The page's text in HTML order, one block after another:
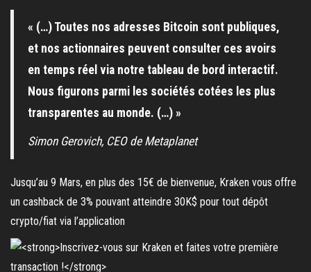
« (…) Toutes nos adresses Bitcoin sont publiques,
et nos actionnaires peuvent consulter ces avoirs
en temps réel via notre tableau de bord interactif.
Nous figurons parmi les sociétés cotées les plus
transparentes au monde. (…) »
Simon Gerovich, CEO de Metaplanet
Jusqu’au 9 Mars, en plus des 15€ de bienvenue, Kraken vous offre
un cashback de 3% pouvant atteindre 30K$ pour tout dépôt
crypto/fiat via l’application